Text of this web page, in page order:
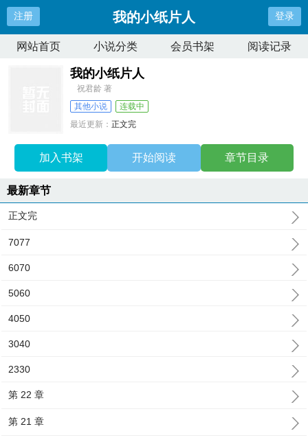
注册 我的小纸片人 登录
网站首页 小说分类 会员书架 阅读记录
我的小纸片人
祝君龄 著
其他小说
连载中
最近更新：正文完
加入书架 开始阅读 章节目录
最新章节
正文完
7077
6070
5060
4050
3040
2330
第 22 章
第 21 章